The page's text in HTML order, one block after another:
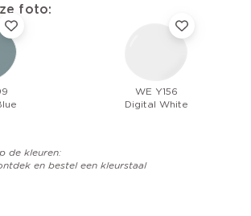
foto:
WE Y156
Digital White
de kleuren:
en bestel een kleurstaal